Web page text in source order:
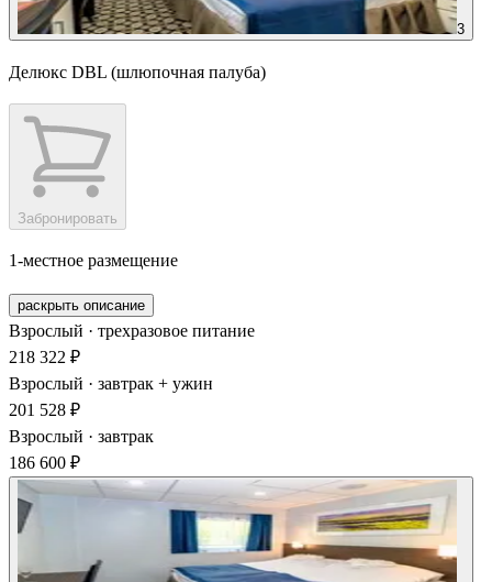
3
Делюкс DBL (шлюпочная палуба)
Забронировать
1-местное размещение
раскрыть описание
Взрослый · трехразовое питание
218 322 ₽
Взрослый · завтрак + ужин
201 528 ₽
Взрослый · завтрак
186 600 ₽